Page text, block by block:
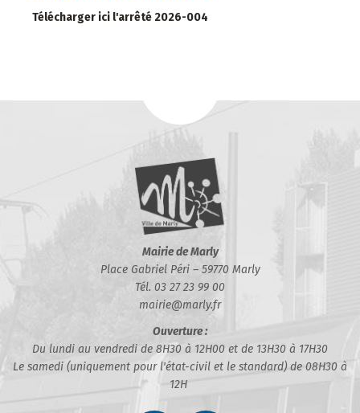
Télécharger ici l'arrêté 2026-004
Mairie de Marly
Place Gabriel Péri – 59770 Marly
Tél. 03 27 23 99 00
mairie@marly.fr
Ouverture :
Du lundi au vendredi de 8H30 à 12H00 et de 13H30 à 17H30
Le samedi (uniquement pour l'état-civil et le standard) de 08H30 à
12H